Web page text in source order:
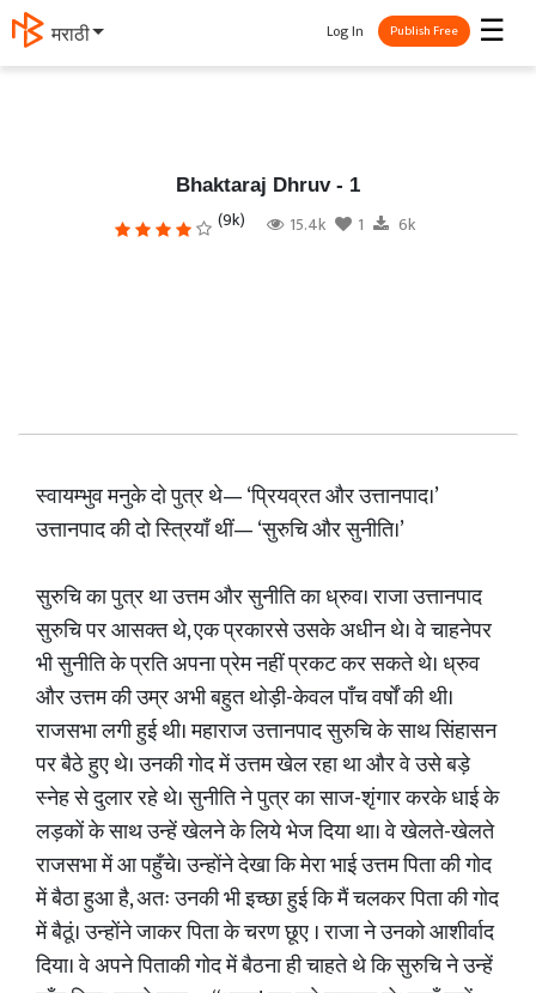
தமிழ் ☰
Log In Publish Free
Bhaktaraj Dhruv - 1
(9k) 15.4k 1 6k
स्वायम्भुव मनुके दो पुत्र थे— ‘प्रियव्रत और उत्तानपाद।’
उत्तानपाद की दो स्त्रियाँ थीं— ‘सुरुचि और सुनीति।’
सुरुचि का पुत्र था उत्तम और सुनीति का ध्रुव। राजा उत्तानपाद
सुरुचि पर आसक्त थे, एक प्रकारसे उसके अधीन थे। वे चाहनेपर
भी सुनीति के प्रति अपना प्रेम नहीं प्रकट कर सकते थे। ध्रुव
और उत्तम की उम्र अभी बहुत थोड़ी-केवल पाँच वर्षों की थी।
राजसभा लगी हुई थी। महाराज उत्तानपाद सुरुचि के साथ सिंहासन
पर बैठे हुए थे। उनकी गोद में उत्तम खेल रहा था और वे उसे बड़े
स्नेह से दुलार रहे थे। सुनीति ने पुत्र का साज-शृंगार करके धाई के
लड़कों के साथ उन्हें खेलने के लिये भेज दिया था। वे खेलते-खेलते
राजसभा में आ पहुँचे। उन्होंने देखा कि मेरा भाई उत्तम पिता की गोद
में बैठा हुआ है, अतः उनकी भी इच्छा हुई कि मैं चलकर पिता की गोद
में बैठूं। उन्होंने जाकर पिता के चरण छूए । राजा ने उनको आशीर्वाद
दिया। वे अपने पिताकी गोद में बैठना ही चाहते थे कि सुरुचि ने उन्हें